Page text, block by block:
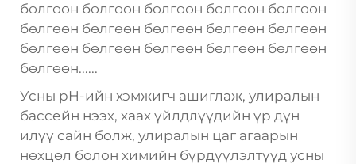
бөлгөөн бөлгөөн бөлгөөн бөлгөөн бөлгөөн
бөлгөөн бөлгөөн бөлгөөн бөлгөөн бөлгөөн
бөлгөөн бөлгөөн бөлгөөн бөлгөөн бөлгөөн
бөлгөөн......
Усны pH-ийн хэмжигч ашиглаж, улиралын
бассейн нээх, хаах үйлдлүүдийн үр дүн
илүү сайн болж, улиралын цаг агаарын
нөхцөл болон химийн бүрдүүлэлтүүд усны